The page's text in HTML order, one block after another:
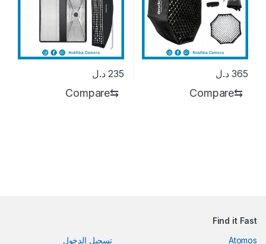
365 د.ل
⇆
Compare
235 د.ل
⇆
Compare
Find it Fast
Atomos
تسجيل الدخول